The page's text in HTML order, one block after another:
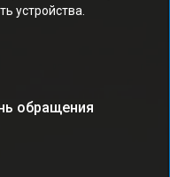
устройства.
обращения